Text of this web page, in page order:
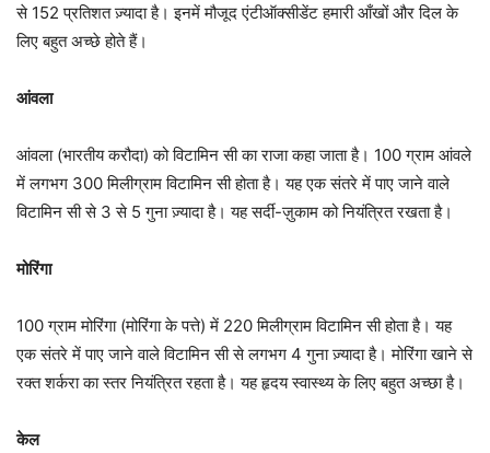
से 152 प्रतिशत ज़्यादा है। इनमें मौजूद एंटीऑक्सीडेंट हमारी आँखों और दिल के
लिए बहुत अच्छे होते हैं।
आंवला
आंवला (भारतीय करौदा) को विटामिन सी का राजा कहा जाता है। 100 ग्राम आंवले
में लगभग 300 मिलीग्राम विटामिन सी होता है। यह एक संतरे में पाए जाने वाले
विटामिन सी से 3 से 5 गुना ज़्यादा है। यह सर्दी-ज़ुकाम को नियंत्रित रखता है।
मोरिंगा
100 ग्राम मोरिंगा (मोरिंगा के पत्ते) में 220 मिलीग्राम विटामिन सी होता है। यह
एक संतरे में पाए जाने वाले विटामिन सी से लगभग 4 गुना ज़्यादा है। मोरिंगा खाने से
रक्त शर्करा का स्तर नियंत्रित रहता है। यह हृदय स्वास्थ्य के लिए बहुत अच्छा है।
केल